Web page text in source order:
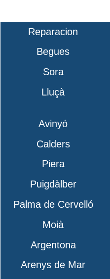
Reparacion
Begues
Sora
Lluçà
Avinyó
Calders
Piera
Puigdàlber
Palma de Cervelló
Moià
Argentona
Arenys de Mar